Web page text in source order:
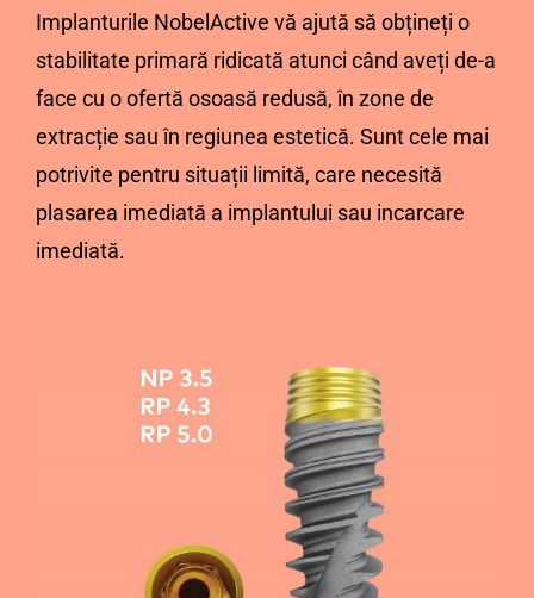
Implanturile NobelActive vă ajută să obțineți o
stabilitate primară ridicată atunci când aveți de-a
face cu o ofertă osoasă redusă, în zone de
extracție sau în regiunea estetică. Sunt cele mai
potrivite pentru situații limită, care necesită
plasarea imediată a implantului sau incarcare
imediată.